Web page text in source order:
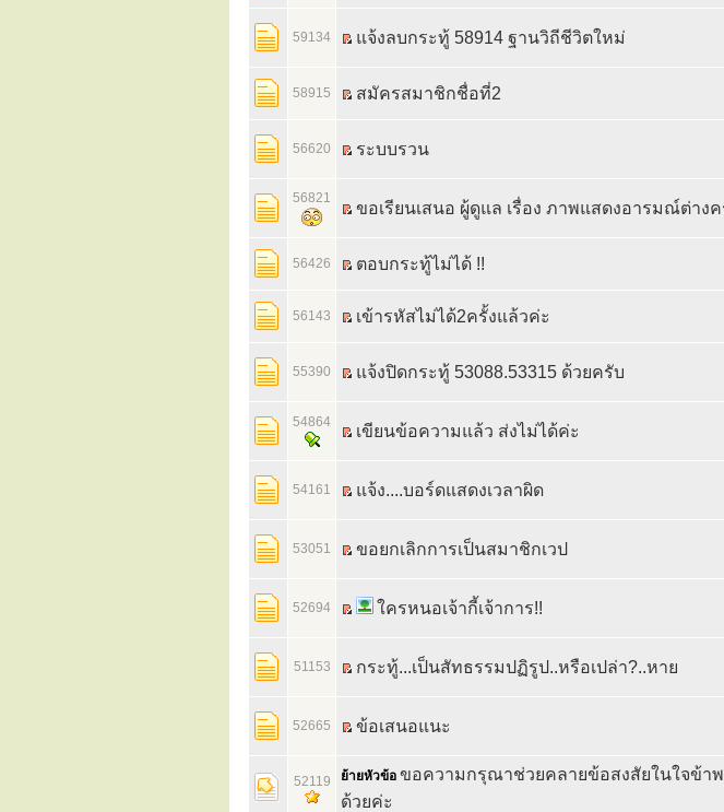
59134 แจ้งลบกระทู้ 58914 ฐานวิถีชีวิตใหม่
58915 สมัครสมาชิกชื่อที่2
56620 ระบบรวน
56821
ขอเรียนเสนอ ผู้ดูแล เรื่อง ภาพแสดงอารมณ์ต่าง
56426 ตอบกระทู้ไม่ได้ !!
56143 เข้ารหัสไม่ได้2ครั้งแล้วค่ะ
55390 แจ้งปิดกระทู้ 53088.53315 ด้วยครับ
54864 เขียนข้อความแล้ว ส่งไม่ได้ค่ะ
54161 แจ้ง....บอร์ดแสดงเวลาผิด
53051 ขอยกเลิกการเป็นสมาชิกเวป
52694 ใครหนอเจ้ากี้เจ้าการ!!
51153 กระทู้...เป็นสัทธรรมปฏิรูป..หรือเปล่า?..หาย
52665 ข้อเสนอแนะ
52119 ย้ายหัวข้อ ขอความกรุณาช่วยคลายข้อสงสัยในใจข้าพ
ด้วยค่ะ